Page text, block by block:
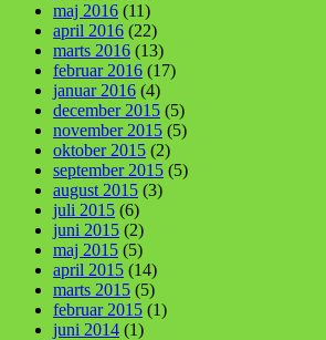
maj 2016 (11)
april 2016 (22)
marts 2016 (13)
februar 2016 (17)
januar 2016 (4)
december 2015 (5)
november 2015 (5)
oktober 2015 (2)
september 2015 (5)
august 2015 (3)
juli 2015 (6)
juni 2015 (2)
maj 2015 (5)
april 2015 (14)
marts 2015 (5)
februar 2015 (1)
juni 2014 (1)